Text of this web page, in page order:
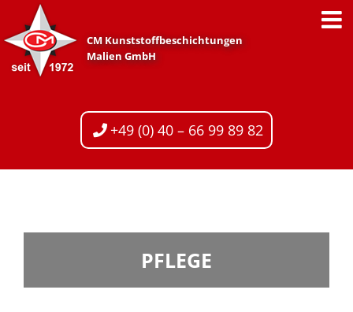
Inhalt
springen
CM Kunststoffbeschichtungen
Malien GmbH
+49 (0) 40 – 66 99 89 82
PFLEGE